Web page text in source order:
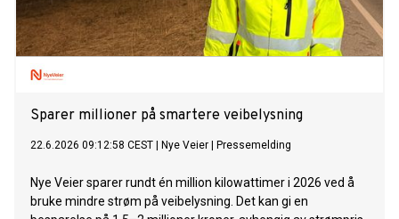
Sparer millioner på smartere veibelysning
22.6.2026 09:12:58 CEST Nye Veier Pressemelding
Nye Veier sparer rundt én million kilowattimer i 2026 ved å
bruke mindre strøm på veibelysning. Det kan gi en